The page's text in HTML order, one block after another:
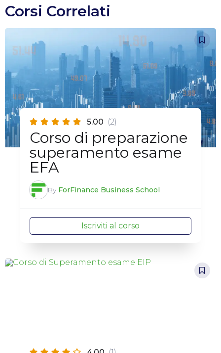
Corsi Correlati
5.00 (2)
Corso di preparazione
superamento esame
EFA
By ForFinance Business School
Iscriviti al corso